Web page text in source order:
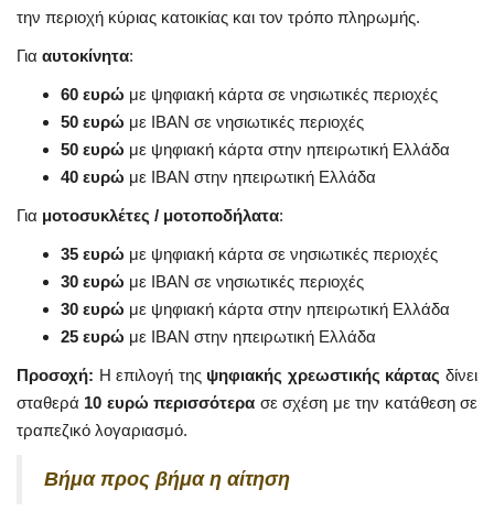
την περιοχή κύριας κατοικίας και τον τρόπο πληρωμής.
Για αυτοκίνητα:
60 ευρώ με ψηφιακή κάρτα σε νησιωτικές περιοχές
50 ευρώ με IBAN σε νησιωτικές περιοχές
50 ευρώ με ψηφιακή κάρτα στην ηπειρωτική Ελλάδα
40 ευρώ με IBAN στην ηπειρωτική Ελλάδα
Για μοτοσυκλέτες / μοτοποδήλατα:
35 ευρώ με ψηφιακή κάρτα σε νησιωτικές περιοχές
30 ευρώ με IBAN σε νησιωτικές περιοχές
30 ευρώ με ψηφιακή κάρτα στην ηπειρωτική Ελλάδα
25 ευρώ με IBAN στην ηπειρωτική Ελλάδα
Προσοχή: Η επιλογή της ψηφιακής χρεωστικής κάρτας δίνει
σταθερά 10 ευρώ περισσότερα σε σχέση με την κατάθεση σε
τραπεζικό λογαριασμό.
Βήμα προς βήμα η αίτηση